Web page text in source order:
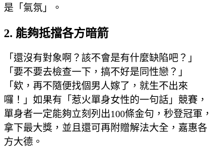
是「氣氛」。
2. 能夠抵擋各方暗箭
「還沒有對象啊？該不會是有什麼缺陷吧？」
「要不要去檢查一下，搞不好是同性戀？」
「欸，再不隨便找個男人嫁了，就生不出來
囉！」如果有「惹火單身女性的一句話」競賽，
單身者一定能夠立刻列出100條金句，秒登冠軍，
拿下最大獎，並且還可再附贈解法大全，嘉惠各
方大德。